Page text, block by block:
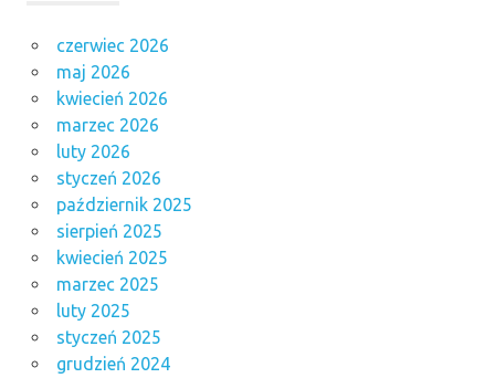
czerwiec 2026
maj 2026
kwiecień 2026
marzec 2026
luty 2026
styczeń 2026
październik 2025
sierpień 2025
kwiecień 2025
marzec 2025
luty 2025
styczeń 2025
grudzień 2024